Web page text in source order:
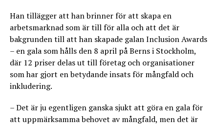
Han tillägger att han brinner för att skapa en
arbetsmarknad som är till för alla och att det är
bakgrunden till att han skapade galan Inclusion Awards
– en gala som hålls den 8 april på Berns i Stockholm,
där 12 priser delas ut till företag och organisationer
som har gjort en betydande insats för mångfald och
inkludering.
– Det är ju egentligen ganska sjukt att göra en gala för
att uppmärksamma behovet av mångfald, men det är